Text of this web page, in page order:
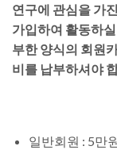
연구에 관심을 가
가입하여 활동하
부한 양식의 회원
비를 납부하셔야
일반회원 : 5만